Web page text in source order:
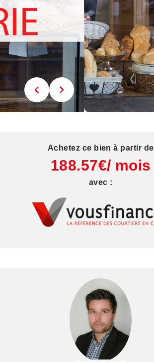
Achetez ce bien à partir de
188.57€/ mois
avec :